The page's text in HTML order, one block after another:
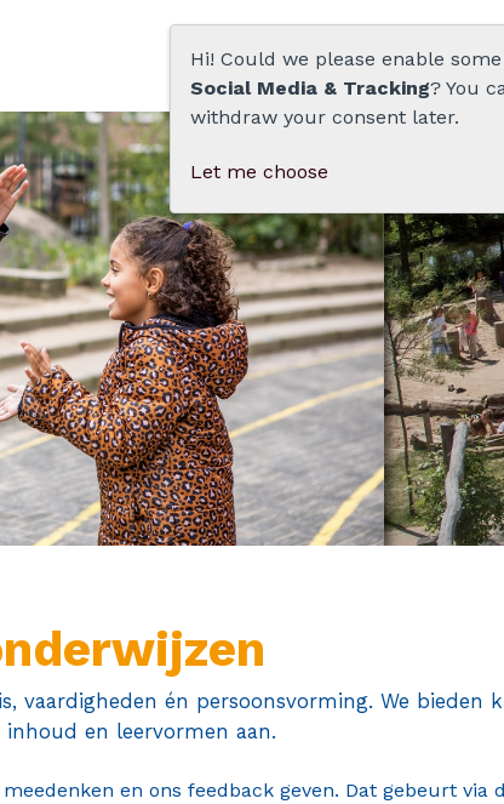
én persoonsvorming. We bieden
inhoud en leervormen aan.
en ons feedback geven. Dat gebeurt via
Hi! Could we please enable
Social Media & Tracking? You
withdraw your consent later.
Let me choose